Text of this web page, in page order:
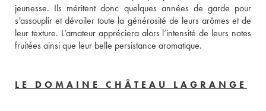
jeunesse. Ils méritent donc quelques années de garde pour
s’assouplir et dévoiler toute la générosité de leurs arômes et de
leur texture. L’amateur appréciera alors l’intensité de leurs notes
fruitées ainsi que leur belle persistance aromatique.
LE DOMAINE CHÂTEAU LAGRANGE